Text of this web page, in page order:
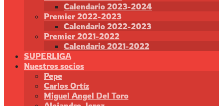
Calendario 2023-2024
Premier 2022-2023
Calendario 2022-2023
Premier 2021-2022
Calendario 2021-2022
SUPERLIGA
Nuestros socios
Pepe
Carlos Ortíz
Miguel Angel Del Toro